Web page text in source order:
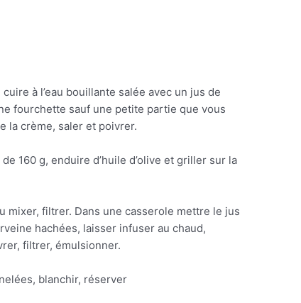
à l’eau bouillante salée avec un jus de
fourchette sauf une petite partie que vous
la crème, saler et poivrer.
160 g, enduire d’huile d’olive et griller sur la
mixer, filtrer. Dans une casserole mettre le jus
hachées, laisser infuser au chaud,
filtrer, émulsionner.
blanchir, réserver